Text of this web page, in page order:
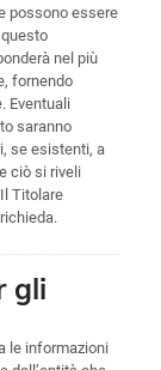
possono essere
nel più
fornendo
Eventuali
saranno
se esistenti, a
ciò si riveli
Titolare
gli
le informazioni